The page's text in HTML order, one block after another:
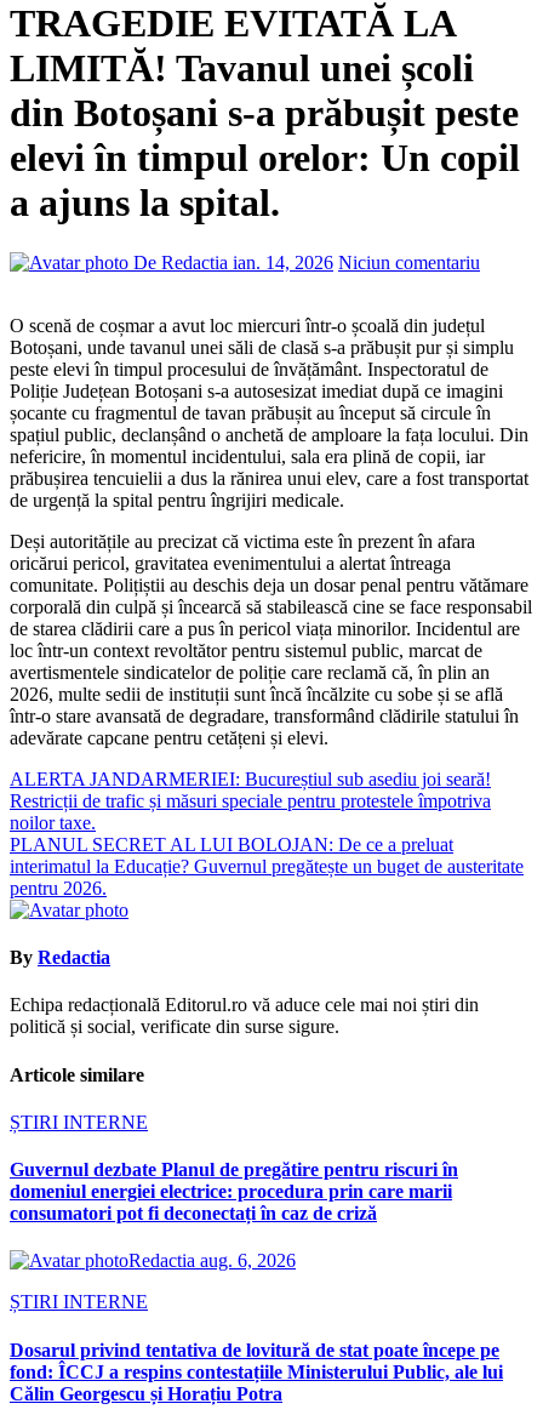
TRAGEDIE EVITATĂ LA
LIMITĂ! Tavanul unei școli
din Botoșani s-a prăbușit peste
elevi în timpul orelor: Un copil
a ajuns la spital.
De Redactia ian. 14, 2026 Niciun comentariu
O scenă de coșmar a avut loc miercuri într-o școală din județul
Botoșani, unde tavanul unei săli de clasă s-a prăbușit pur și simplu
peste elevi în timpul procesului de învățământ. Inspectoratul de
Poliție Județean Botoșani s-a autosesizat imediat după ce imagini
șocante cu fragmentul de tavan prăbușit au început să circule în
spațiul public, declanșând o anchetă de amploare la fața locului. Din
nefericire, în momentul incidentului, sala era plină de copii, iar
prăbușirea tencuielii a dus la rănirea unui elev, care a fost transportat
de urgență la spital pentru îngrijiri medicale.
Deși autoritățile au precizat că victima este în prezent în afara
oricărui pericol, gravitatea evenimentului a alertat întreaga
comunitate. Polițiștii au deschis deja un dosar penal pentru vătămare
corporală din culpă și încearcă să stabilească cine se face responsabil
de starea clădirii care a pus în pericol viața minorilor. Incidentul are
loc într-un context revoltător pentru sistemul public, marcat de
avertismentele sindicatelor de poliție care reclamă că, în plin an
2026, multe sedii de instituții sunt încă încălzite cu sobe și se află
într-o stare avansată de degradare, transformând clădirile statului în
adevărate capcane pentru cetățeni și elevi.
Navigare
în
articole
ALERTA JANDARMERIEI: Bucureștiul sub asediu joi seară!
Restricții de trafic și măsuri speciale pentru protestele împotriva
noilor taxe.
PLANUL SECRET AL LUI BOLOJAN: De ce a preluat
interimatul la Educație? Guvernul pregătește un buget de austeritate
pentru 2026.
By Redactia
Echipa redacțională Editorul.ro vă aduce cele mai noi știri din
politică și social, verificate din surse sigure.
Articole similare
ȘTIRI INTERNE
Guvernul dezbate Planul de pregătire pentru riscuri în
domeniul energiei electrice: procedura prin care marii
consumatori pot fi deconectați în caz de criză
Redactia aug. 6, 2026
ȘTIRI INTERNE
Dosarul privind tentativa de lovitură de stat poate începe pe
fond: ÎCCJ a respins contestațiile Ministerului Public, ale lui
Călin Georgescu și Horațiu Potra